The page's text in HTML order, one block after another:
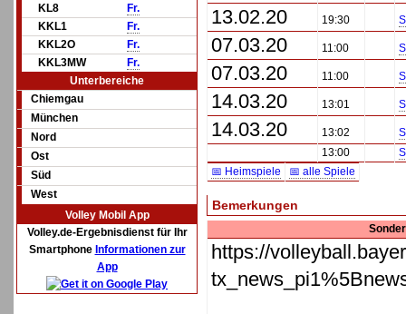
KL8
Fr.
KKL1
Fr.
KKL2O
Fr.
KKL3MW
Fr.
Unterbereiche
Chiemgau
München
Nord
Ost
Süd
West
Volley Mobil App
Volley.de-Ergebnisdienst für Ihr
Smartphone Informationen zur
App
13.02.20 19:30
07.03.20 11:00
07.03.20 11:00
14.03.20 13:01
14.03.20 13:02
13:00
📅 Heimspiele
📅 alle Spiele
Bemerkungen
https://